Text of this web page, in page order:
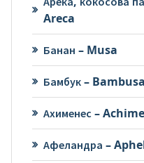
Areca
Банан – Musa
Бамбук –
Ахименес –
Афеландра –